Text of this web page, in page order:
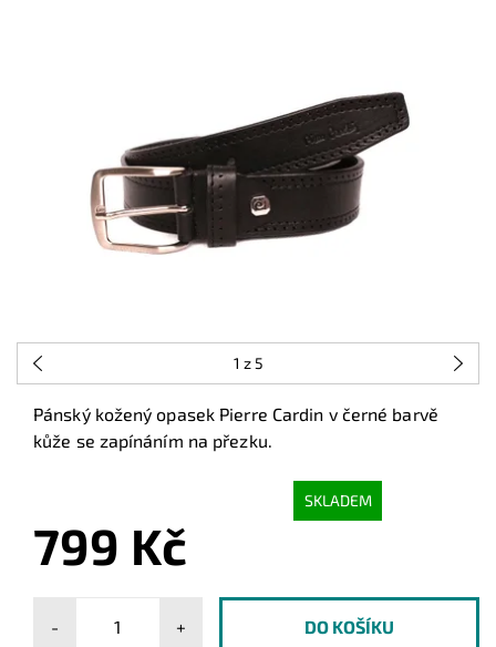
1 z 5
Pánský kožený opasek Pierre Cardin v černé barvě
kůže se zapínáním na přezku.
SKLADEM
799 Kč
- +